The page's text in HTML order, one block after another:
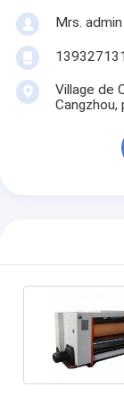
Mrs. admin
Village de
Cangzhou,